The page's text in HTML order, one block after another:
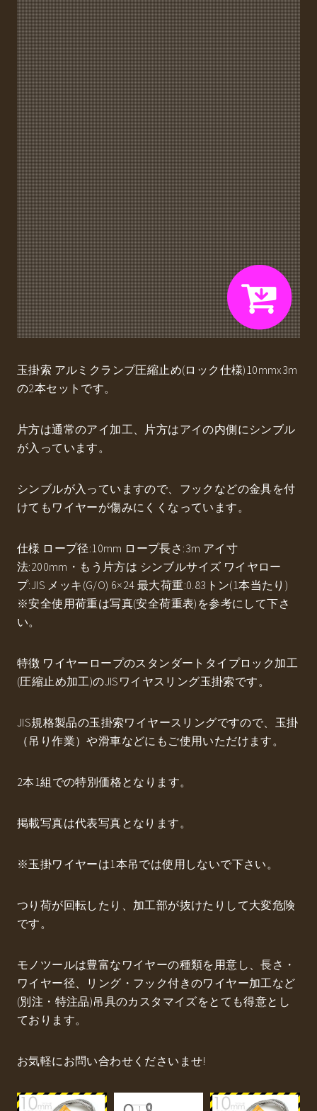
玉掛索 アルミクランプ圧縮止め(ロック仕様)10mmx3m
の2本セットです。
片方は通常のアイ加工、片方はアイの内側にシンブル
が入っています。
シンブルが入っていますので、フックなどの金具を付
けてもワイヤーが傷みにくくなっています。
仕様 ロープ径:10mm ロープ長さ:3m アイ寸
法:200mm・もう片方は シンブルサイズ ワイヤロー
プ:JIS メッキ(G/O) 6×24 最大荷重:0.83トン(1本当たり)
※安全使用荷重は写真(安全荷重表)を参考にして下さ
い。
特徴 ワイヤーロープのスタンダートタイプロック加工
(圧縮止め加工)のJISワイヤスリング玉掛索です。
JIS規格製品の玉掛索ワイヤースリングですので、玉掛
（吊り作業）や滑車などにもご使用いただけます。
2本1組での特別価格となります。
掲載写真は代表写真となります。
※玉掛ワイヤーは1本吊では使用しないで下さい。
つり荷が回転したり、加工部が抜けたりして大変危険
です。
モノツールは豊富なワイヤーの種類を用意し、長さ・
ワイヤー径、リング・フック付きのワイヤー加工など
(別注・特注品)吊具のカスタマイズをとても得意とし
ております。
お気軽にお問い合わせくださいませ!